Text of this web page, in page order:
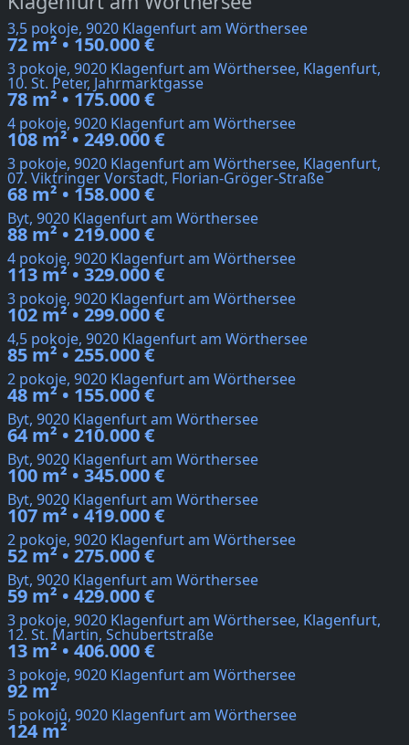
3,5 pokoje, 9020 Klagenfurt am Wörthersee
72 m² • 150.000 €
3 pokoje, 9020 Klagenfurt am Wörthersee, Klagenfurt,
10. St. Peter, Jahrmarktgasse
78 m² • 175.000 €
4 pokoje, 9020 Klagenfurt am Wörthersee
108 m² • 249.000 €
3 pokoje, 9020 Klagenfurt am Wörthersee, Klagenfurt,
07. Viktringer Vorstadt, Florian-Gröger-Straße
68 m² • 158.000 €
Byt, 9020 Klagenfurt am Wörthersee
88 m² • 219.000 €
4 pokoje, 9020 Klagenfurt am Wörthersee
113 m² • 329.000 €
3 pokoje, 9020 Klagenfurt am Wörthersee
102 m² • 299.000 €
4,5 pokoje, 9020 Klagenfurt am Wörthersee
85 m² • 255.000 €
2 pokoje, 9020 Klagenfurt am Wörthersee
48 m² • 155.000 €
Byt, 9020 Klagenfurt am Wörthersee
64 m² • 210.000 €
Byt, 9020 Klagenfurt am Wörthersee
100 m² • 345.000 €
Byt, 9020 Klagenfurt am Wörthersee
107 m² • 419.000 €
2 pokoje, 9020 Klagenfurt am Wörthersee
52 m² • 275.000 €
Byt, 9020 Klagenfurt am Wörthersee
59 m² • 429.000 €
3 pokoje, 9020 Klagenfurt am Wörthersee, Klagenfurt,
12. St. Martin, Schubertstraße
13 m² • 406.000 €
3 pokoje, 9020 Klagenfurt am Wörthersee
92 m²
5 pokojů, 9020 Klagenfurt am Wörthersee
124 m²